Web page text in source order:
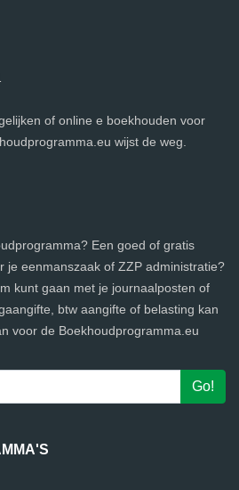
of online e boekhouden voor
wijst de weg.
Een goed of gratis
je eenmanszaak of ZZP administratie?
kunt gaan met je journaalposten of
btw aangifte of belasting kan
voor de Boekhoudprogramma.eu